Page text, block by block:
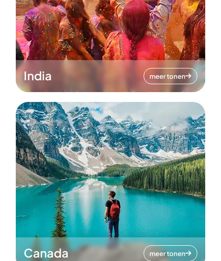
India meer tonen
Canada meer tonen